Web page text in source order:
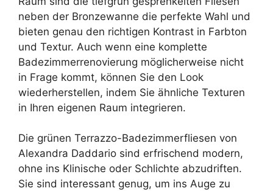
neben der Bronzewanne die perfekte Wahl und
bieten genau den richtigen Kontrast in Farbton
und Textur. Auch wenn eine komplette
Badezimmerrenovierung möglicherweise nicht
in Frage kommt, können Sie den Look
wiederherstellen, indem Sie ähnliche Texturen
in Ihren eigenen Raum integrieren.
Die grünen Terrazzo-Badezimmerfliesen von
Alexandra Daddario sind erfrischend modern,
ohne ins Klinische oder Schlichte abzudriften.
Sie sind interessant genug, um ins Auge zu